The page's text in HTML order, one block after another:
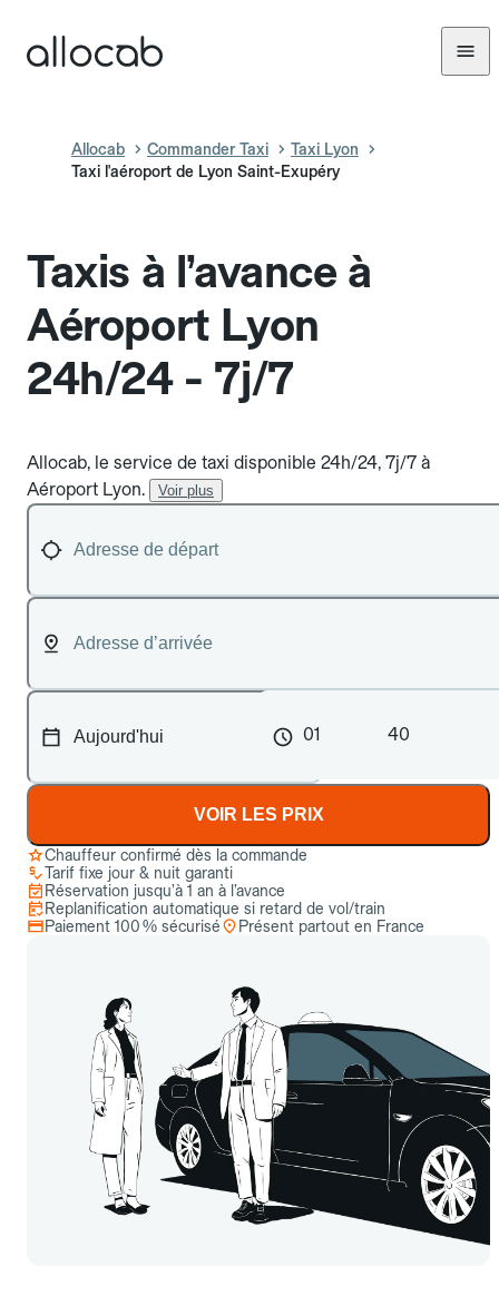
Allocab Commander Taxi
Taxi Lyon
Taxi l'aéroport de Lyon Saint-Exupéry
Taxis à l’avance à
Aéroport Lyon
24h/24 - 7j/7
Allocab, le service de taxi disponible 24h/24, 7j/7 à
Aéroport Lyon.
Voir plus
01 40
VOIR LES PRIX
Chauffeur confirmé dès la commande
Tarif fixe jour & nuit garanti
Réservation jusqu’à 1 an à l’avance
Replanification automatique si retard de vol/train
Paiement 100 % sécurisé
Présent partout en France